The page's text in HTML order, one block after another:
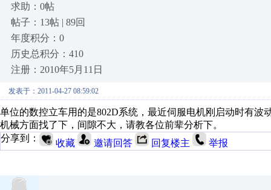
求助：0帖
帖子：13帖 | 89回
年度积分：0
历史总积分：410
注册：2010年5月11日
发表于：2011-04-27 08:59:02
单位的数控立车用的是802D系统，最近伺服电机刚启动时有
机械方面找了下，间隙不大，请教各位前辈分析下。
分享到：
收藏 邀请回答 回复楼主 举报